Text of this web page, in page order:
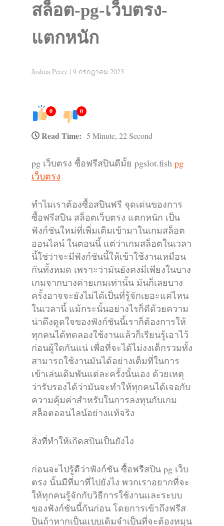
สล็อต-pg-เว็บตรง-
แตกหนัก
Joshua Perez | 9 กรกฎาคม 2023
0 0
Read Time: 5 Minute, 22 Second
pg เว็บตรง ซื้อฟรีสปินดีมั้ย pgslot.fish pg
เว็บตรง
ทำไมเราต้องซื้อสปินฟรี จุดเด่นของการ
ซื้อฟรีสปิน สล็อตเว็บตรง แตกหนัก เป็น
ฟังก์ชันใหม่ที่เพิ่มเติมเข้ามาในเกมสล็อต
ออนไลน์ ในตอนนี้ แต่ว่าเกมสล็อตในเวลา
นี้ใช่ว่าจะมีฟังก์ชันนี้ให้เข้าใช้งานเหมือน
กันทั้งหมด เพราะว่ามันยังคงมีเพียงในบาง
เกมจากบางค่ายเกมเท่านั้น มันก็เลยบาง
ครั้งอาจจะยังไม่ได้เป็นที่รู้จักเยอะแค่ไหน
ในเวลานี้ แม้กระนั้นอย่างไรก็ดีด้วยความ
น่าดึงดูดใจของฟังก์ชันนี้เราก็ต้องการให้
ทุกคนได้ทดลองใช้งานแล้วก็เรียนรู้เอาไว้
ก่อนผู้ใดกันแน่ เพื่อที่จะได้ไม่งงเต็กรวมทั้ง
สามารถใช้งานมันได้อย่างเต็มที่ในการ
เข้าเล่นเดิมพันแต่ละครั้งนั้นเอง ด้วยเหตุ
ว่ารับรองได้ว่ามันจะทำให้ทุกคนได้เจอกับ
ความคุ้มค่าสำหรับในการลงทุนกับเกม
สล็อตออนไลน์อย่างแท้จริง
สิ่งที่ทำให้เกิดสปินเป็นยังไง
ก่อนจะไปรู้ดีว่าฟังก์ชัน ซื้อฟรีสปิน pg เว็บ
ตรง นั้นมีที่มาที่ไปยังไง พวกเราอยากที่จะ
ให้ทุกคนรู้จักกับวิธีการใช้งานและระบบ
ของฟังก์ชันนี้กันก่อน โดยการเข้าถึงฟรีส
ปินถ้าหากเป็นแบบเดิมจำเป็นที่จะต้องหมุน